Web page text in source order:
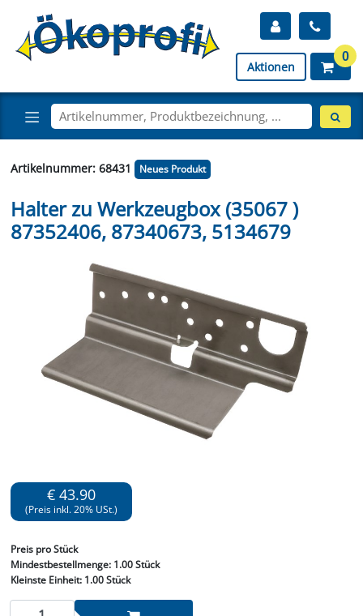
Aktionen
0
Artikelnummer: 68431 Neues Produkt
Halter zu Werkzeugbox (35067 )
87352406, 87340673, 5134679
€ 43.90
(Preis inkl. 20% USt.)
Preis pro Stück
Mindestbestellmenge: 1.00 Stück
Kleinste Einheit:1.00 Stück